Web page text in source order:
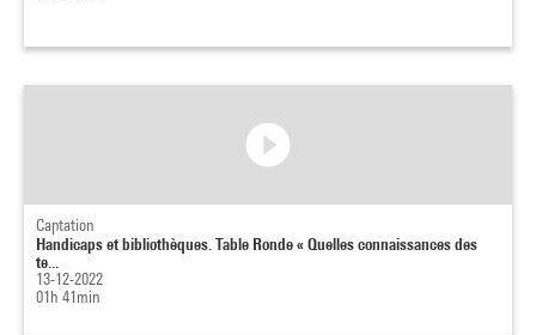
Captation
Handicaps et bibliothèques. Table Ronde « Quelles connaissances des
te...
13-12-2022
01h 41min